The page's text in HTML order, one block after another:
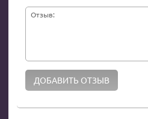
Отзыв: